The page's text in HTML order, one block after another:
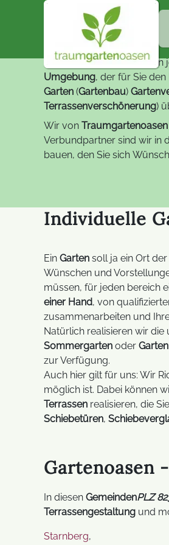
Spezialisten
Sie suchen oder benötigen
Umgebung, der für Sie den
Garten (Gartenbau)
Terrassenverschönerung)
Wir von Traumgartenoasen
Verbundpartner sind wir in
bauen, den Sie sich
Individuelle
Ein Garten soll ja ein Ort
Wünschen und
müssen, für jeden bereich
einer Hand, von
zusammenarbeiten und
Natürlich realisieren wir die
Sommergarten oder
zur Verfügung.
Auch hier gilt für uns: Wir
möglich ist. Dabei können
Terrassen realisieren, die
Schiebetüren,
Gartenoasen
In diesen GemeindenPLZ
Terrassengestaltung und
Starnberg,